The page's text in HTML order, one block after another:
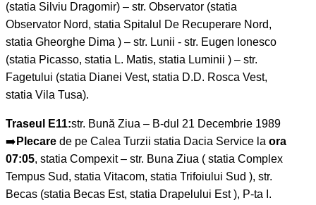
(statia Silviu Dragomir) – str. Observator (statia
Observator Nord, statia Spitalul De Recuperare Nord,
statia Gheorghe Dima ) – str. Lunii - str. Eugen Ionesco
(statia Picasso, statia L. Matis, statia Luminii ) – str.
Fagetului (statia Dianei Vest, statia D.D. Rosca Vest,
statia Vila Tusa).
Traseul E11:str. Bună Ziua – B-dul 21 Decembrie 1989
➡️ Plecare de pe Calea Turzii statia Dacia Service la ora
07:05, statia Compexit – str. Buna Ziua ( statia Complex
Tempus Sud, statia Vitacom, statia Trifoiului Sud ), str.
Becas (statia Becas Est, statia Drapelului Est ), P-ta I.